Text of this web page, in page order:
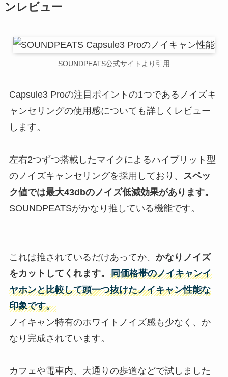
ンレビュー
SOUNDPEATS公式サイトより引用
Capsule3 Proの注目ポイントの1つであるノイズキ
ャンセリングの使用感についても詳しくレビュー
します。
左右2つずつ搭載したマイクによるハイブリット型
のノイズキャンセリングを採用しており、 スペッ
ク値では最大43dbのノイズ低減効果があります。
SOUNDPEATSがかなり推している機能です。
これは推されているだけあってか、 かなりノイズ
をカットしてくれます。 同価格帯のノイキャンイ
ヤホンと比較して頭一つ抜けたノイキャン性能な
印象です。
ノイキャン特有のホワイトノイズ感も少なく、か
なり完成されています。
カフェや電車内、大通りの歩道などで試しました